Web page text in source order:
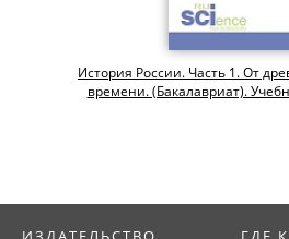
История России. Часть 1. От
времени. (Бакалавриат).